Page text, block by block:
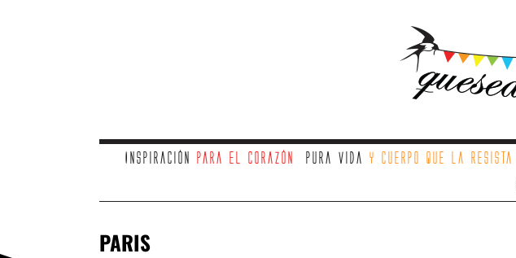
Inspiración para el corazón Pura vida y cuerpo que la resista
PARIS